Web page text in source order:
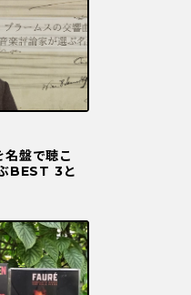
盤で聴こ
BEST 3と